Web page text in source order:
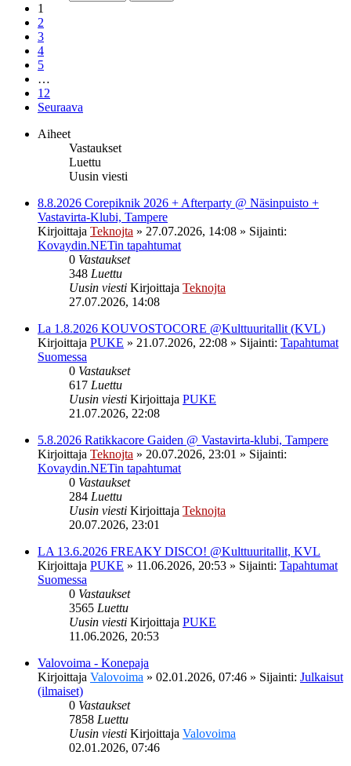
1
2
3
4
5
…
12
Seuraava
Aiheet
Vastaukset
Luettu
Uusin viesti
8.8.2026 Corepiknik 2026 + Afterparty @ Näsinpuisto +
Vastavirta-Klubi, Tampere
Kirjoittaja Teknojta » 27.07.2026, 14:08 » Sijainti:
Kovaydin.NETin tapahtumat
0 Vastaukset
348 Luettu
Uusin viesti Kirjoittaja Teknojta
27.07.2026, 14:08
La 1.8.2026 KOUVOSTOCORE @Kulttuuritallit (KVL)
Kirjoittaja PUKE » 21.07.2026, 22:08 » Sijainti: Tapahtumat
Suomessa
0 Vastaukset
617 Luettu
Uusin viesti Kirjoittaja PUKE
21.07.2026, 22:08
5.8.2026 Ratikkacore Gaiden @ Vastavirta-klubi, Tampere
Kirjoittaja Teknojta » 20.07.2026, 23:01 » Sijainti:
Kovaydin.NETin tapahtumat
0 Vastaukset
284 Luettu
Uusin viesti Kirjoittaja Teknojta
20.07.2026, 23:01
LA 13.6.2026 FREAKY DISCO! @Kulttuuritallit, KVL
Kirjoittaja PUKE » 11.06.2026, 20:53 » Sijainti: Tapahtumat
Suomessa
0 Vastaukset
3565 Luettu
Uusin viesti Kirjoittaja PUKE
11.06.2026, 20:53
Valovoima - Konepaja
Kirjoittaja Valovoima » 02.01.2026, 07:46 » Sijainti: Julkaisut
(ilmaiset)
0 Vastaukset
7858 Luettu
Uusin viesti Kirjoittaja Valovoima
02.01.2026, 07:46